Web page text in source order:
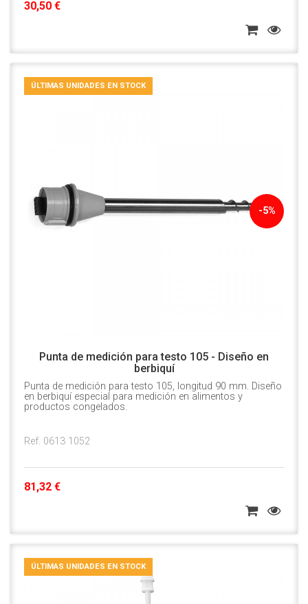
30,50 €
-5%
ÚLTIMAS UNIDADES EN STOCK
Punta de medición para testo 105 - Diseño en
berbiquí
Punta de medición para testo 105, longitud 90 mm. Diseño
en berbiquí especial para medición en alimentos y
productos congelados.
Ref. 0613 1052
81,32 €
ÚLTIMAS UNIDADES EN STOCK